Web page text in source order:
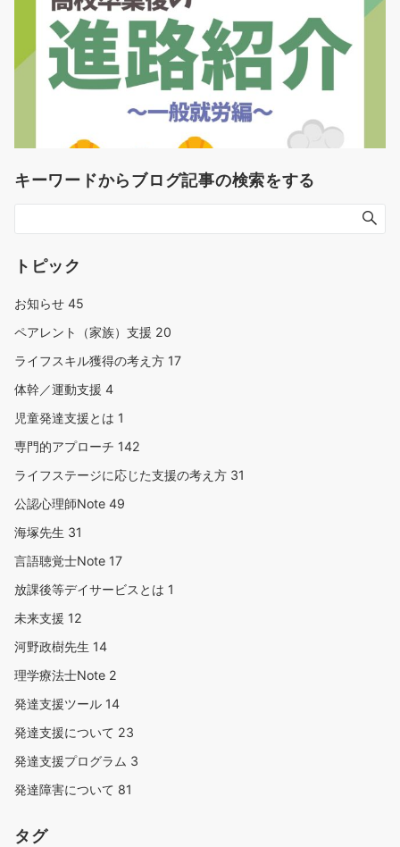
キーワードからブログ記事の検索をする
トピック
お知らせ 45
ペアレント（家族）支援 20
ライフスキル獲得の考え方 17
体幹／運動支援 4
児童発達支援とは 1
専門的アプローチ 142
ライフステージに応じた支援の考え方 31
公認心理師Note 49
海塚先生 31
言語聴覚士Note 17
放課後等デイサービスとは 1
未来支援 12
河野政樹先生 14
理学療法士Note 2
発達支援ツール 14
発達支援について 23
発達支援プログラム 3
発達障害について 81
タグ